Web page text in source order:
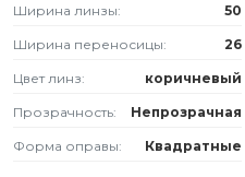
Ширина линзы: 50
Ширина переносицы: 26
Цвет линз: коричневый
Прозрачность: Непрозрачная
Форма оправы: Квадратные